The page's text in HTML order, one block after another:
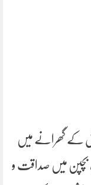
کے گھرانے میں
بچپن میں صداقت و